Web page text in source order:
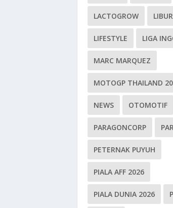
LACTOGROW
LIFESTYLE LIGA
MARC MARQUEZ
MOTOGP THAILAND
NEWS OTOMOTIF
PARAGONCORP
PETERNAK PUYUH
PIALA AFF 2026
PIALA DUNIA 2026